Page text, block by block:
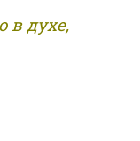
в духе,